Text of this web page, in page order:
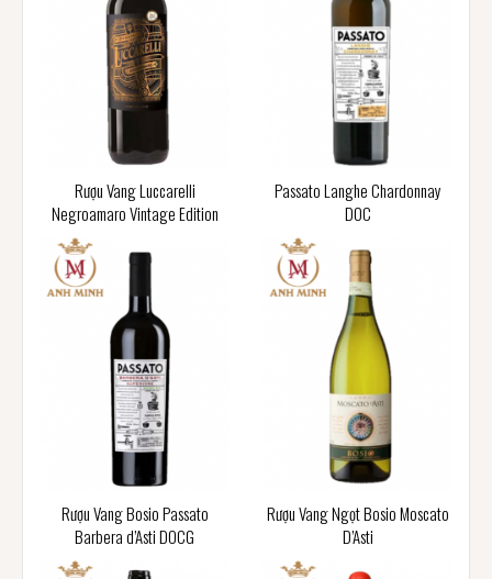
Rượu Vang Luccarelli
Negroamaro Vintage Edition
Passato Langhe Chardonnay
DOC
Rượu Vang Bosio Passato
Barbera d’Asti DOCG
Rượu Vang Ngọt Bosio Moscato
D’Asti